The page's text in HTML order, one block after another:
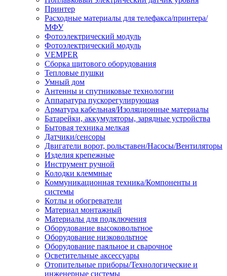
Принтер
Расходные материалы для телефакса/принтера/
МФУ
Фотоэлектрический модуль
Фотоэлектрический модуль
VEMPER
Сборка щитового оборудования
Тепловые пушки
Умный дом
Антенны и спутниковые технологии
Аппаратура пускорегулирующая
Арматура кабельная/Изоляционные материалы
Батарейки, аккумуляторы, зарядные устройства
Бытовая техника мелкая
Датчики/сенсоры
Двигатели ворот, рольставен/Насосы/Вентиляторы
Изделия крепежные
Инструмент ручной
Колодки клеммные
Коммуникационная техника/Компоненты и
системы
Котлы и обогреватели
Материал монтажный
Материалы для подключения
Оборудование высоковольтное
Оборудование низковольтное
Оборудование паяльное и сварочное
Осветительные аксессуары
Отопительные приборы/Технологические и
инженерные системы